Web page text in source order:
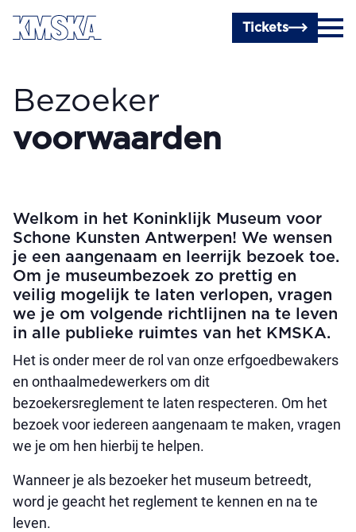
Ga naar hoofdinhoud
Tickets
Bezoeker­
voorwaarden
Welkom in het Koninklijk Museum voor
Schone Kunsten Antwerpen! We wensen
je een aangenaam en leerrijk bezoek toe.
Om je museumbezoek zo prettig en
veilig mogelijk te laten verlopen, vragen
we je om volgende richtlijnen na te leven
in alle publieke ruimtes van het KMSKA.
Het is onder meer de rol van onze erfgoedbewakers
en onthaalmedewerkers om dit
bezoekersreglement te laten respecteren. Om het
bezoek voor iedereen aangenaam te maken, vragen
we je om hen hierbij te helpen.
Wanneer je als bezoeker het museum betreedt,
word je geacht het reglement te kennen en na te
leven.